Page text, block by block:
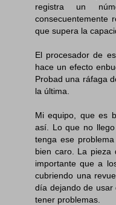
registra un
consecuentemente
que supera la
El procesador de
hace un efecto
Probad una ráfaga
la última.
Mi equipo, que es
así. Lo que no
tenga ese
bien caro. La pieza
importante que a
cubriendo una
día dejando de usar
tener problemas.